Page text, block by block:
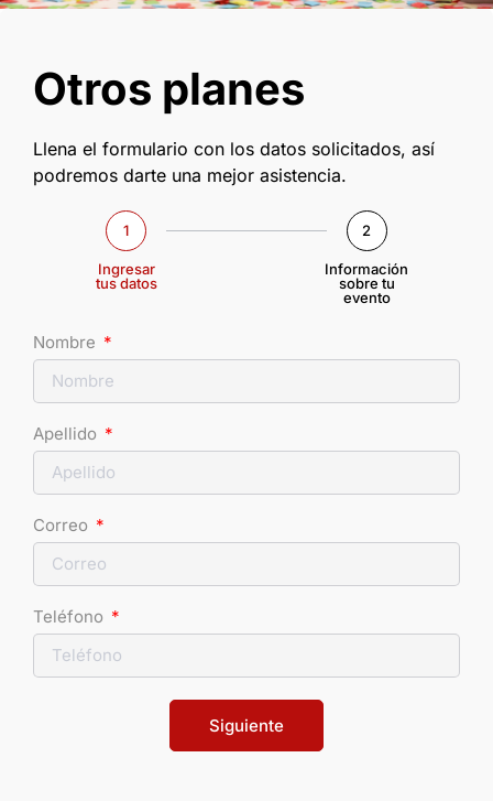
Otros planes
Llena el formulario con los datos solicitados, así
podremos darte una mejor asistencia.
1
Ingresar
tus datos
2
Información
sobre tu
evento
Nombre
Apellido
Correo
Teléfono
Siguiente